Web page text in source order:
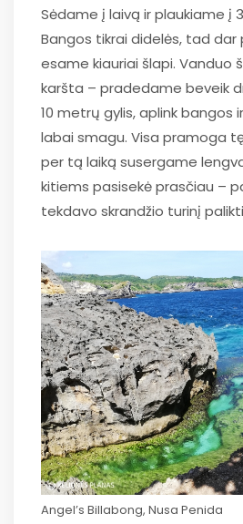
Sėdame į laivą ir plaukiame į
Bangos tikrai didelės, tad dar
esame kiauriai šlapi. Vanduo
karšta – pradedame beveik
10 metrų gylis, aplink bangos
labai smagu. Visa pramoga
per tą laiką susergame
kitiems pasisekė prasčiau –
tekdavo skrandžio turinį
Angel’s Billabong, Nusa Penida